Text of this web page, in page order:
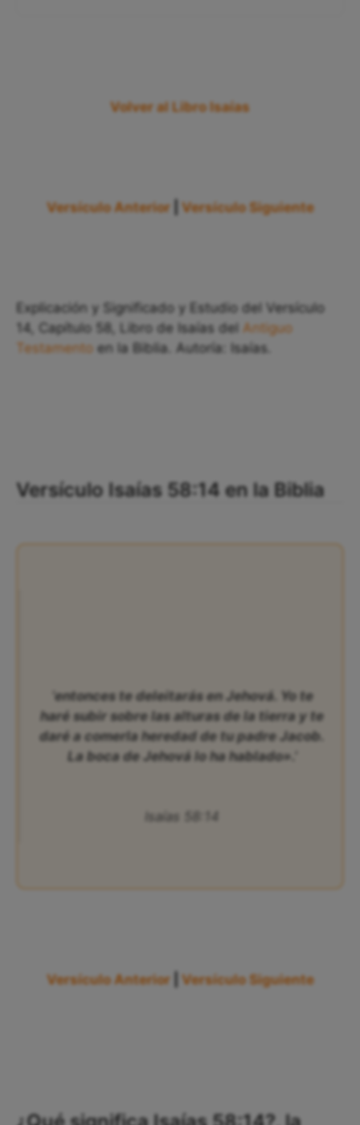
Volver al Libro Isaías
Versículo Anterior Versículo Siguiente
Explicación y Significado y Estudio del Versículo
14, Capítulo 58, Libro de Isaías del Antiguo
Testamento en la Biblia. Autoría: Isaías.
Versículo Isaías 58:14 en la Biblia
‘entonces te deleitarás en Jehová. Yo te
haré subir sobre las alturas de la tierra y te
daré a comerla heredad de tu padre Jacob.
La boca de Jehová lo ha hablado».’
Isaías 58:14
Versículo Anterior Versículo Siguiente